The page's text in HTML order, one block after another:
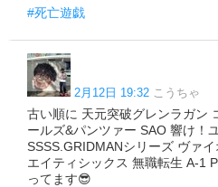
#死亡遊戯
2月12日 19:32 こうちゃ
古い順に 天元突破グレンラガン
ールズ&パンツァー SAO 響け！
SSSS.GRIDMANシリーズ ヴァ
エイティシックス 無職転生 A-1
ってます😎